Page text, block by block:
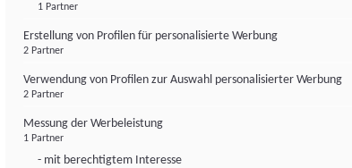
1 Partner
Erstellung von Profilen für personalisierte Werbung
2 Partner
Verwendung von Profilen zur Auswahl personalisierter Werbung
2 Partner
Messung der Werbeleistung
1 Partner
- mit berechtigtem Interesse